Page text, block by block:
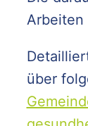
Arbeiten
über